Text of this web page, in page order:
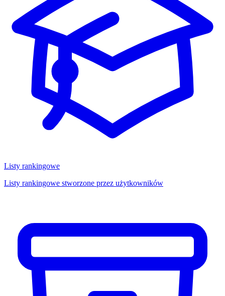
Listy rankingowe
Listy rankingowe stworzone przez użytkowników